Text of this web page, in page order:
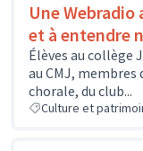
Une
et à entendre
Élèves au collège
au CMJ, membres
chorale, du club...
Culture et